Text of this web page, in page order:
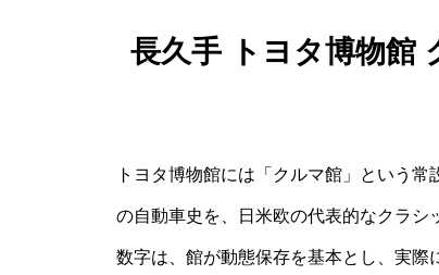
長久手 トヨタ博物館
トヨタ博物館には「クルマ館」という
の自動車史を、日米欧の代表的なクラシ
数字は、館が動態保存を基本とし、実